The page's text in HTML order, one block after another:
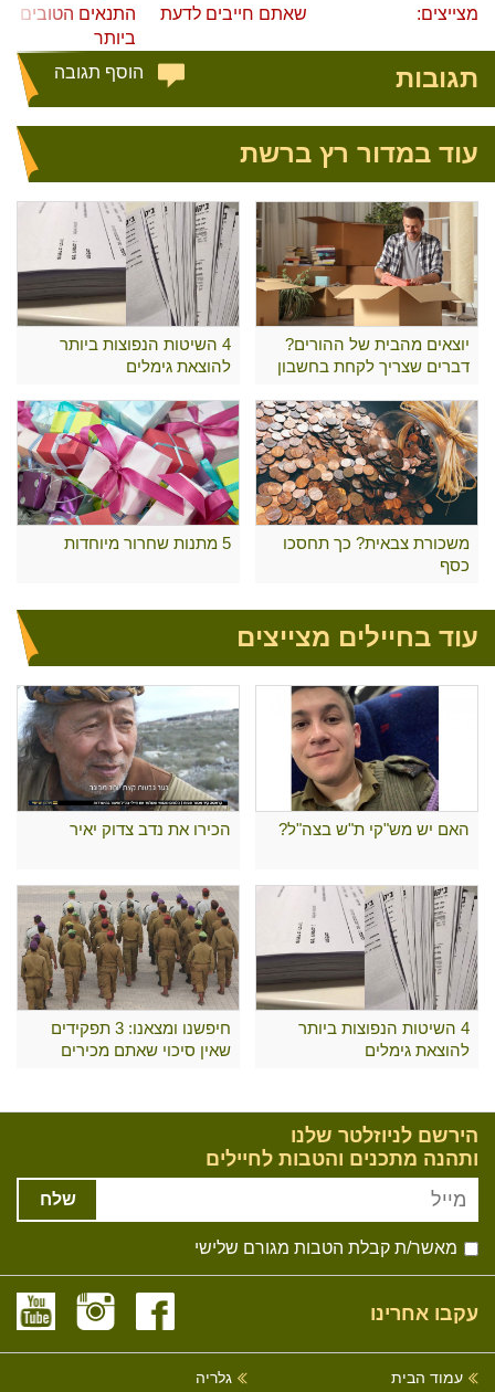
מצייצים:
שאתם חייבים לדעת
התנאים הטובים
ביותר
תגובות הוסף תגובה
עוד במדור רץ ברשת
יוצאים מהבית של ההורים?
דברים שצריך לקחת בחשבון
4 השיטות הנפוצות ביותר
להוצאת גימלים
משכורת צבאית? כך תחסכו
כסף
5 מתנות שחרור מיוחדות
עוד בחיילים מצייצים
האם יש מש"קי ת"ש בצה"ל? הכירו את נדב צדוק יאיר
4 השיטות הנפוצות ביותר
להוצאת גימלים
חיפשנו ומצאנו: 3 תפקידים
שאין סיכוי שאתם מכירים
הירשם לניוזלטר שלנו
ותהנה מתכנים והטבות לחיילים
שלח
מאשר/ת קבלת הטבות מגורם שלישי
עקבו אחרינו
עמוד הבית גלריה